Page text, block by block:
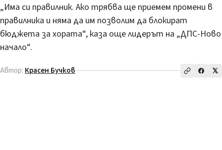
„Има си правилник. Ако трябва ще приемем промени в
правилника и няма да им позволим да блокират
бюджета за хората“, каза още лидерът на „ДПС-Ново
начало“.
Автор: Красен Бучков